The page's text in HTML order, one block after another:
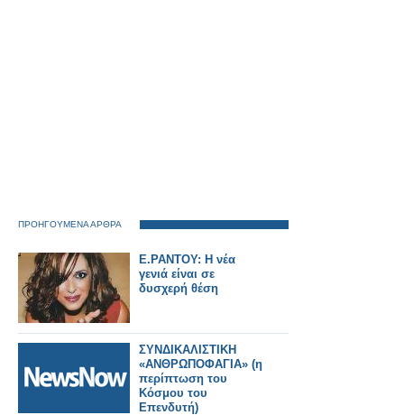
ΠΡΟΗΓΟΥΜΕΝΑ ΑΡΘΡΑ
E.ΡΑΝΤΟΥ: Η νέα
γενιά είναι σε
δυσχερή θέση
ΣΥΝΔΙΚΑΛΙΣΤΙΚΗ
«ΑΝΘΡΩΠΟΦΑΓΙΑ» (η
περίπτωση του
Κόσμου του
Επενδυτή)